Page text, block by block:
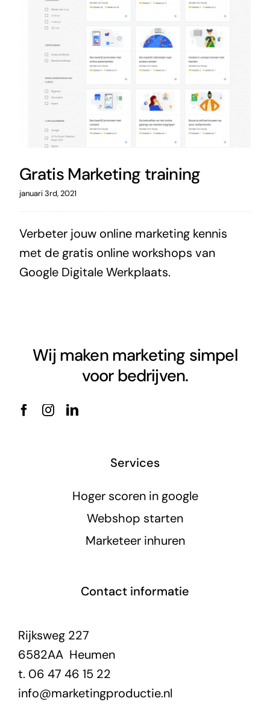
Gratis Marketing training
januari 3rd, 2021
Verbeter jouw online marketing kennis
met de gratis online workshops van
Google Digitale Werkplaats.
Wij maken marketing simpel
voor bedrijven.
Services
Hoger scoren in google
Webshop starten
Marketeer inhuren
Contact informatie
Rijksweg 227
6582AA Heumen
t. 06 47 46 15 22
info@marketingproductie.nl